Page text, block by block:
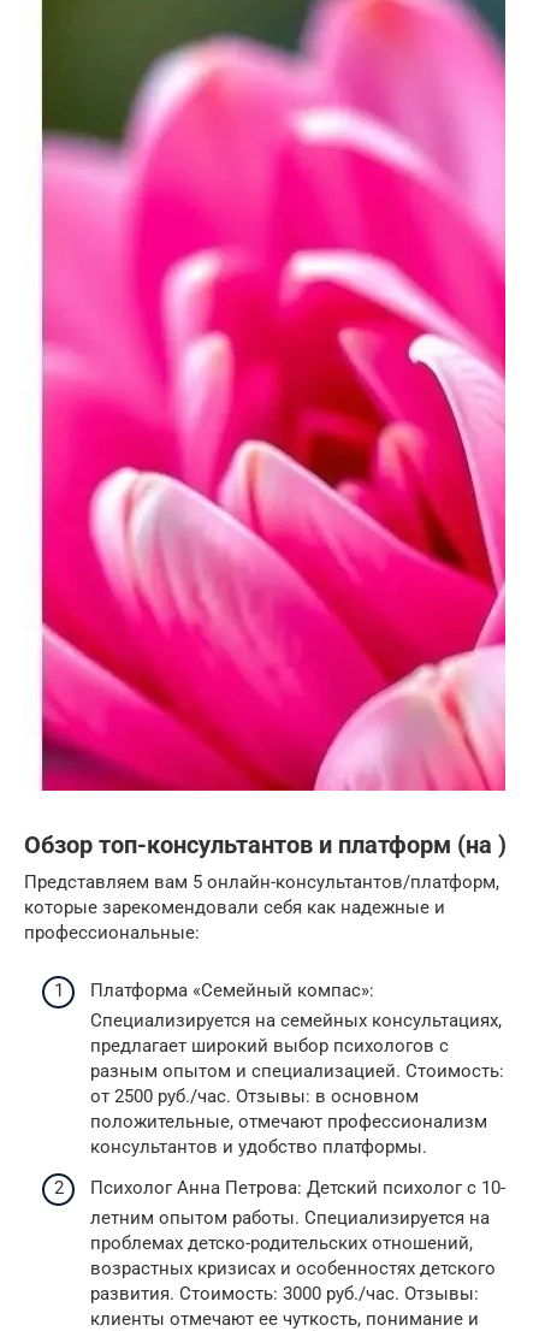
Обзор топ-консультантов и платформ (на )
Представляем вам 5 онлайн-консультантов/платформ,
которые зарекомендовали себя как надежные и
профессиональные:
Платформа «Семейный компас»:
Специализируется на семейных консультациях,
предлагает широкий выбор психологов с
разным опытом и специализацией. Стоимость:
от 2500 руб./час. Отзывы: в основном
положительные, отмечают профессионализм
консультантов и удобство платформы.
Психолог Анна Петрова: Детский психолог с 10-
летним опытом работы. Специализируется на
проблемах детско-родительских отношений,
возрастных кризисах и особенностях детского
развития. Стоимость: 3000 руб./час. Отзывы:
клиенты отмечают ее чуткость, понимание и